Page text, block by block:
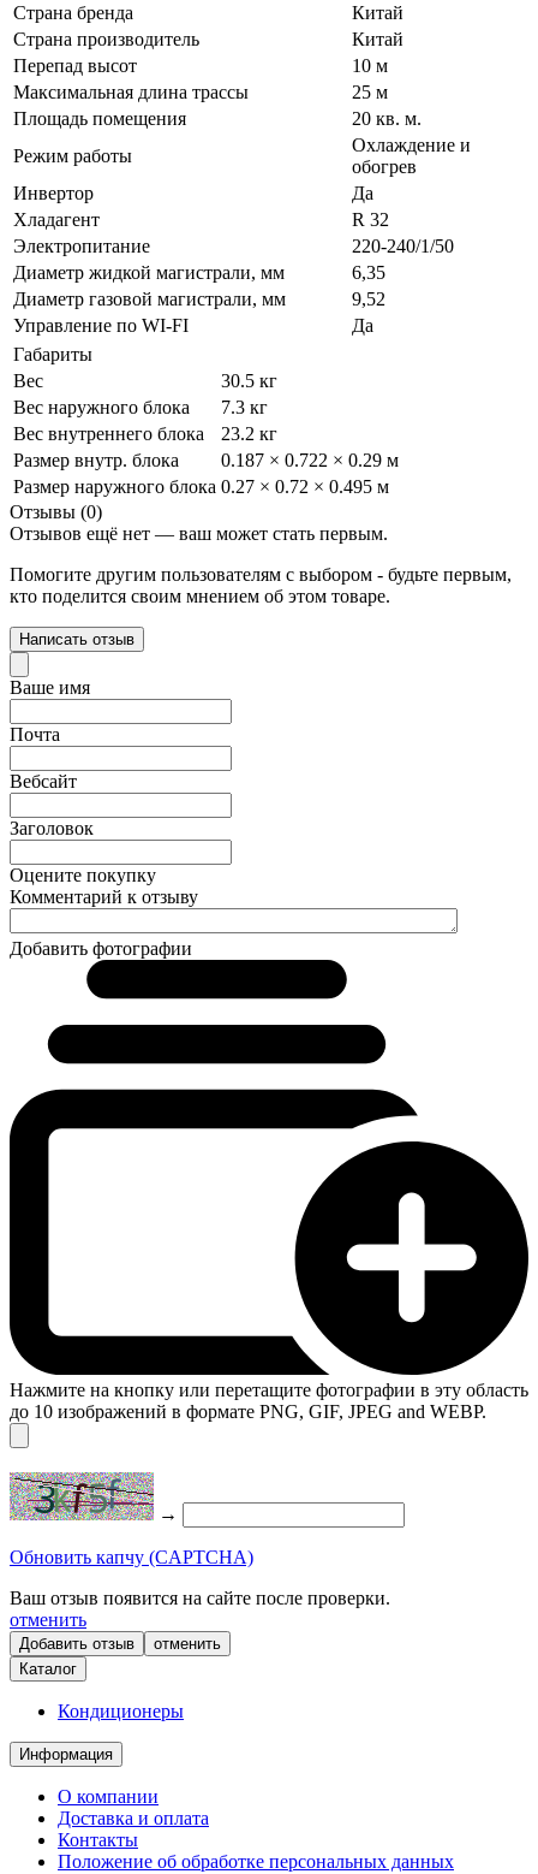
Страна бренда
Китай
Страна производитель
Китай
Перепад высот
10 м
Максимальная длина трассы
25 м
Площадь помещения
20 кв. м.
Режим работы
Охлаждение и
обогрев
Инвертор
Да
Хладагент
R 32
Электропитание
220-240/1/50
Диаметр жидкой магистрали, мм
6,35
Диаметр газовой магистрали, мм
9,52
Управление по WI-FI
Да
Габариты
Вес
30.5 кг
Вес наружного блока
7.3 кг
Вес внутреннего блока
23.2 кг
Размер внутр. блока
0.187 × 0.722 × 0.29 м
Размер наружного блока 0.27 × 0.72 × 0.495 м
Отзывы (0)
Отзывов ещё нет — ваш может стать первым.
Помогите другим пользователям с выбором - будьте первым,
кто поделится своим мнением об этом товаре.
Написать отзыв
Ваше имя
Почта
Вебсайт
Заголовок
Оцените покупку
Комментарий к отзыву
Добавить фотографии
Нажмите на кнопку или перетащите фотографии в эту область
до 10 изображений в формате PNG, GIF, JPEG and WEBP.
→
Обновить капчу (CAPTCHA)
Ваш отзыв появится на сайте после проверки.
отменить
отменить
Каталог
Кондиционеры
Информация
О компании
Доставка и оплата
Контакты
Положение об обработке персональных данных